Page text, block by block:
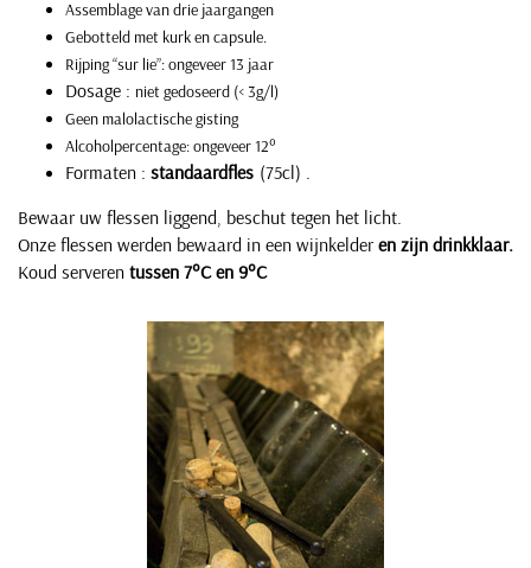
Assemblage van drie jaargangen
Gebotteld met kurk en capsule.
Rijping “sur lie”: ongeveer 13 jaar
Dosage : niet gedoseerd (< 3g/l)
Geen malolactische gisting
Alcoholpercentage: ongeveer 12°
Formaten : standaardfles (75cl) .
Bewaar uw flessen liggend, beschut tegen het licht.
Onze flessen werden bewaard in een wijnkelderen zijn drinkklaar.
Koud serveren tussen 7°C en 9°C